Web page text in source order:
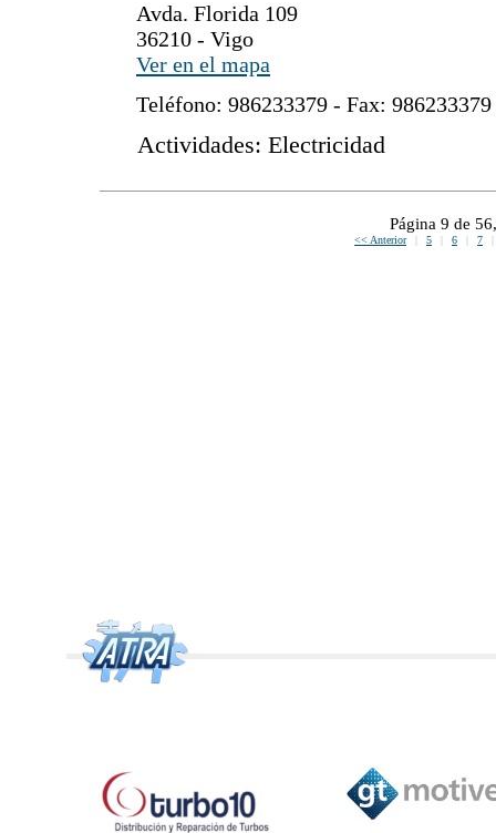
Avda. Florida 109
36210 - Vigo
Ver en el mapa
Teléfono: 986233379 - Fax: 986233379
Actividades: Electricidad
Página 9 de
<< Anterior 5 6 7